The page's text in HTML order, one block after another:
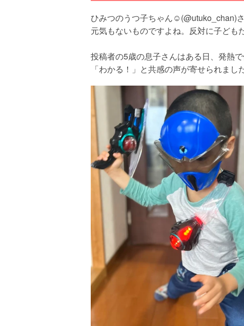
ひみつのうつ子ちゃん☺︎(@utuko_chan)
元気もないものですよね。反対に子ども
投稿者の5歳の息子さんはある日、発熱
「わかる！」と共感の声が寄せられました